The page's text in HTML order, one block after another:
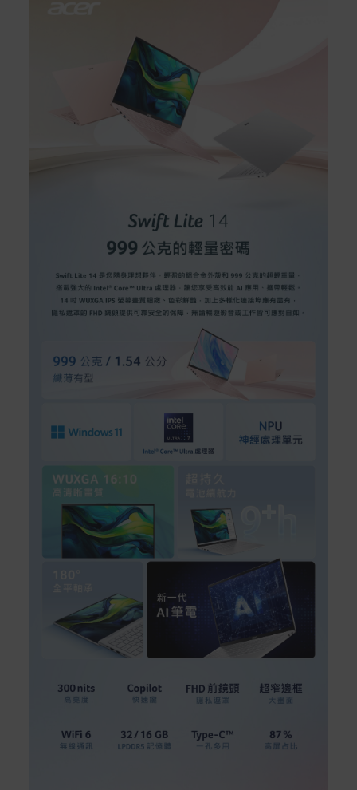
s://www.acer.com/tw-zh/support/warranty/product-wa
非Acer旗下品牌商品保固依各商品和之廠商有所不同，詳
情請參考商品說明。
如有相關保固問題以及售後服務問題，您可以透過專線或
信用卡一次付清：支援Visa、Master Card及JCB卡
信用卡分期付款：限指定商品使用，滿1千享3期0利
率/滿1萬享3期0利率/滿3萬享12期0利率
銀行帳戶轉帳：使用一次性虛擬帳戶
LINEPAY(含iPASS MONEY)
Apple Pay：須使用行動裝置
Samsung Wallet (原Samsung Pay)：須使用行動裝